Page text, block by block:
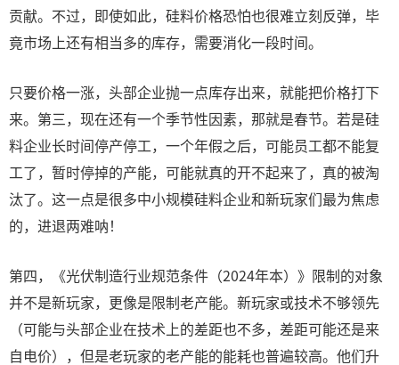
贡献。不过，即使如此，硅料价格恐怕也很难立刻反弹，毕
竟市场上还有相当多的库存，需要消化一段时间。
只要价格一涨，头部企业抛一点库存出来，就能把价格打下
来。第三，现在还有一个季节性因素，那就是春节。若是硅
料企业长时间停产停工，一个年假之后，可能员工都不能复
工了，暂时停掉的产能，可能就真的开不起来了，真的被淘
汰了。这一点是很多中小规模硅料企业和新玩家们最为焦虑
的，进退两难呐！
第四，《光伏制造行业规范条件（2024年本）》限制的对象
并不是新玩家，更像是限制老产能。新玩家或技术不够领先
（可能与头部企业在技术上的差距也不多，差距可能还是来
自电价），但是老玩家的老产能的能耗也普遍较高。他们升